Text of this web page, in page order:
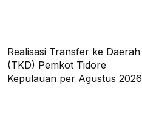
Realisasi Transfer ke Daerah
(TKD) Pemkot Tidore
Kepulauan per Agustus 2026